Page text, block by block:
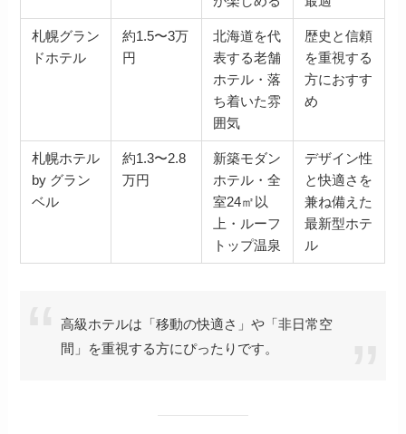
札幌グラン
ドホテル
約1.5〜3万
円
北海道を代
表する老舗
ホテル・落
ち着いた雰
囲気
歴史と信頼
を重視する
方におすす
め
札幌ホテル
by グラン
ベル
約1.3〜2.8
万円
新築モダン
ホテル・全
室24㎡以
上・ルーフ
トップ温泉
デザイン性
と快適さを
兼ね備えた
最新型ホテ
ル
高級ホテルは「移動の快適さ」や「非日常空
間」を重視する方にぴったりです。